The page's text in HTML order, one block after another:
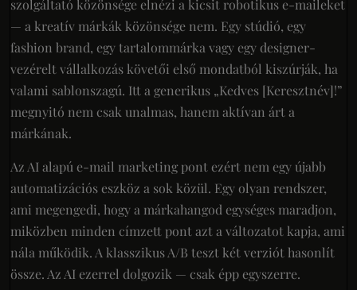
szolgáltató közönsége elnézi a kicsit robotikus e-maileket
— a kreatív márkák közönsége nem. Egy stúdió, egy
fashion brand, egy tartalommárka vagy egy designer-
vezérelt vállalkozás követői első mondatból kiszúrják, ha
valami sablonszagú. Itt a generikus „Kedves [Keresztnév]!”
megnyitó nem csak unalmas, hanem aktívan árt a
márkának.
Az AI alapú e-mail marketing pont ezért nem egy újabb
automatizációs eszköz a sok közül. Egy olyan rendszer,
ami megengedi, hogy a márkahangod egységes maradjon,
miközben minden címzett pont azt a változatot kapja, ami
nála működik. A klasszikus A/B teszt két verziót hasonlít
össze. Az AI ezerrel dolgozik — csak épp egyszerre.